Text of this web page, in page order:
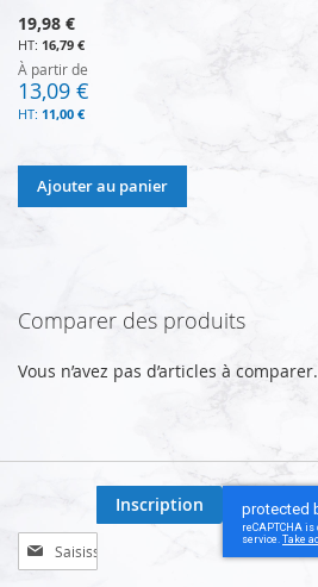
19,98 €
16,79 €
À partir de
13,09 €
11,00 €
Ajouter au panier
Comparer des produits
Vous n’avez pas d’articles à comparer.
Inscription
à
Inscription